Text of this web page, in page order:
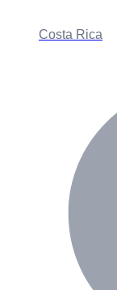
Costa Rica